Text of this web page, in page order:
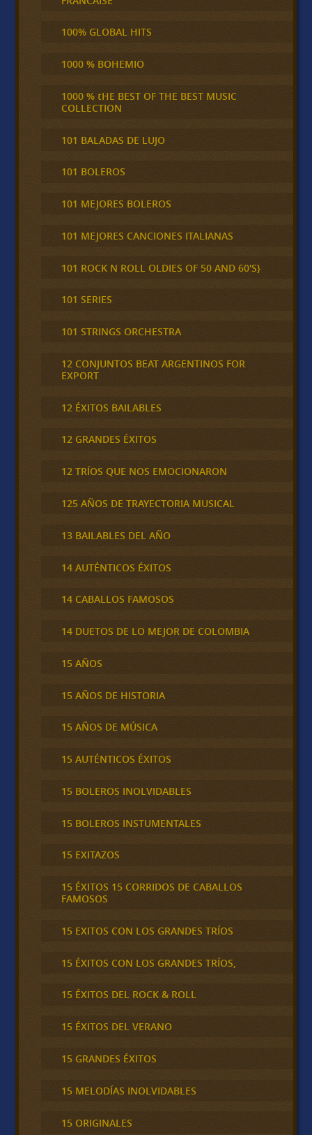
100% GLOBAL HITS
1000 % BOHEMIO
1000 % tHE BEST OF THE BEST MUSIC
COLLECTION
101 BALADAS DE LUJO
101 BOLEROS
101 MEJORES BOLEROS
101 MEJORES CANCIONES ITALIANAS
101 ROCK N ROLL OLDIES OF 50 AND 60'S}
101 SERIES
101 STRINGS ORCHESTRA
12 CONJUNTOS BEAT ARGENTINOS FOR
EXPORT
12 ÉXITOS BAILABLES
12 GRANDES ÉXITOS
12 TRÍOS QUE NOS EMOCIONARON
125 AÑOS DE TRAYECTORIA MUSICAL
13 BAILABLES DEL AÑO
14 AUTÉNTICOS ÉXITOS
14 CABALLOS FAMOSOS
14 DUETOS DE LO MEJOR DE COLOMBIA
15 AÑOS
15 AÑOS DE HISTORIA
15 AÑOS DE MÚSICA
15 AUTÉNTICOS ÉXITOS
15 BOLEROS INOLVIDABLES
15 BOLEROS INSTUMENTALES
15 EXITAZOS
15 ÉXITOS 15 CORRIDOS DE CABALLOS
FAMOSOS
15 EXITOS CON LOS GRANDES TRÍOS
15 ÉXITOS CON LOS GRANDES TRÍOS,
15 ÉXITOS DEL ROCK & ROLL
15 ÉXITOS DEL VERANO
15 GRANDES ÉXITOS
15 MELODÍAS INOLVIDABLES
15 ORIGINALES